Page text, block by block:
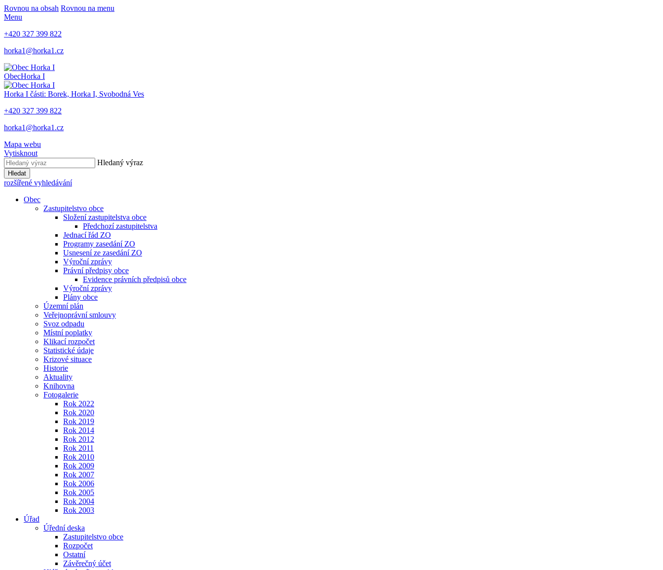
Rovnou na obsah Rovnou na menu
Menu
+420 327 399 822
horka1@horka1.cz
ObecHorka I
Horka I části: Borek, Horka I, Svobodná Ves
+420 327 399 822
horka1@horka1.cz
Mapa webu
Vytisknout
Hledaný výraz
Hledat
rozšířené vyhledávání
Obec
Zastupitelstvo obce
Složení zastupitelstva obce
Předchozí zastupitelstva
Jednací řád ZO
Programy zasedání ZO
Usnesení ze zasedání ZO
Výroční zprávy
Právní předpisy obce
Evidence právních předpisů obce
Výroční zprávy
Plány obce
Územní plán
Veřejnoprávní smlouvy
Svoz odpadu
Místní poplatky
Klikací rozpočet
Statistické údaje
Krizové situace
Historie
Aktuality
Knihovna
Fotogalerie
Rok 2022
Rok 2020
Rok 2019
Rok 2014
Rok 2012
Rok 2011
Rok 2010
Rok 2009
Rok 2007
Rok 2006
Rok 2005
Rok 2004
Rok 2003
Úřad
Úřední deska
Zastupitelstvo obce
Rozpočet
Ostatní
Závěrečný účet